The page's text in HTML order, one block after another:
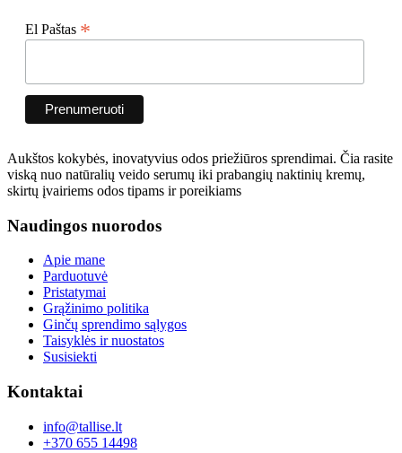
El Paštas *
Aukštos kokybės, inovatyvius odos priežiūros sprendimai. Čia rasite
viską nuo natūralių veido serumų iki prabangių naktinių kremų,
skirtų įvairiems odos tipams ir poreikiams
Naudingos nuorodos
Apie mane
Parduotuvė
Pristatymai
Grąžinimo politika
Ginčų sprendimo sąlygos
Taisyklės ir nuostatos
Susisiekti
Kontaktai
info@tallise.lt
+370 655 14498